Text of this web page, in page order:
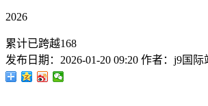
2026
累计已跨越168
发布日期： 2026-01-20 09:20 作者： j9国际